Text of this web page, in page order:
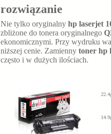
rozwiązanie
Nie tylko oryginalny hp laserjet
zbliżone do tonera oryginalnego
ekonomicznymi. Przy wydruku
niższej cenie. Zamienny toner hp
często i w dużych ilościach.